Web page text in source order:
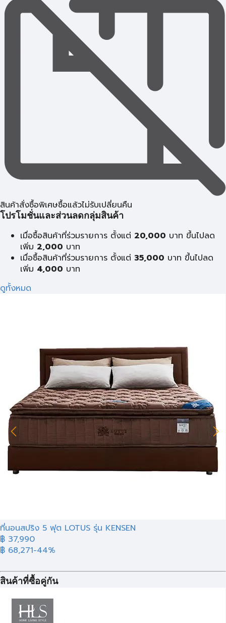
สินค้าสั่งซื้อพิเศษซื้อแล้วไม่รับเปลี่ยนคืน
โปรโมชั่นและส่วนลดกลุ่มสินค้า
เมื่อซื้อสินค้าที่ร่วมรายการ ตั้งแต่ 20,000 บาท ขึ้นไปลด
เพิ่ม 2,000 บาท
เมื่อซื้อสินค้าที่ร่วมรายการ ตั้งแต่ 35,000 บาท ขึ้นไปลด
เพิ่ม 4,000 บาท
ดูทั้งหมด
ที่นอนสปริง 5 ฟุต LOTUS รุ่น KENSEN
฿ 37,990
฿ 68,271-44%
สินค้าที่ซื้อคู่กัน